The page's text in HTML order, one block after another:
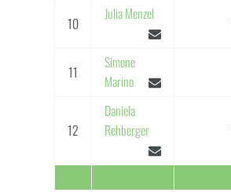
10
Julia Menzel
11
Simone
Marino
12
Daniela
Rehberger